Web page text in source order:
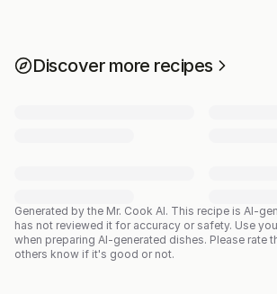
Discover more recipes
Generated by the Mr. Cook AI. This recipe is AI-
has not reviewed it for accuracy or safety. Use
when preparing AI-generated dishes. Please rate
others know if it's good or not.